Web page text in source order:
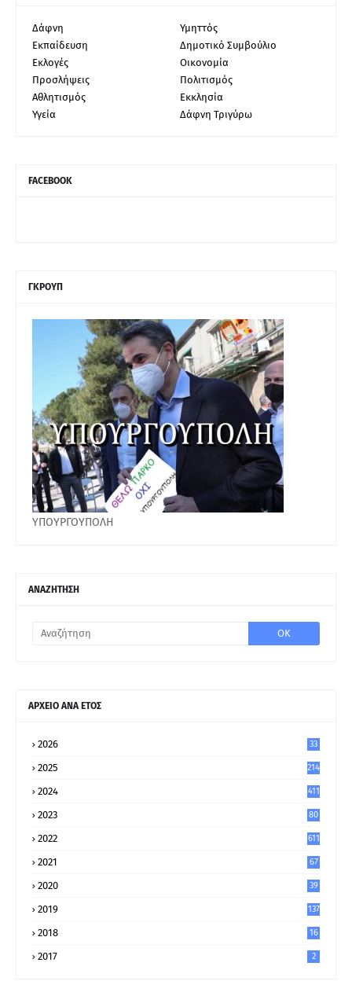
Δάφνη
Υμηττός
Εκπαίδευση
Δημοτικό Συμβούλιο
Εκλογές
Οικονομία
Προσλήψεις
Πολιτισμός
Αθλητισμός
Εκκλησία
Υγεία
Δάφνη Τριγύρω
FACEBOOK
ΓΚΡΟΥΠ
ΥΠΟΥΡΓΟΥΠΟΛΗ
ΑΝΑΖΗΤΗΣΗ
ΑΡΧΕΙΟ ΑΝΑ ΕΤΟΣ
2026 33
2025 214
2024 411
2023
80
2022 611
2021
67
2020
39
2019 137
2018 16
2017 2